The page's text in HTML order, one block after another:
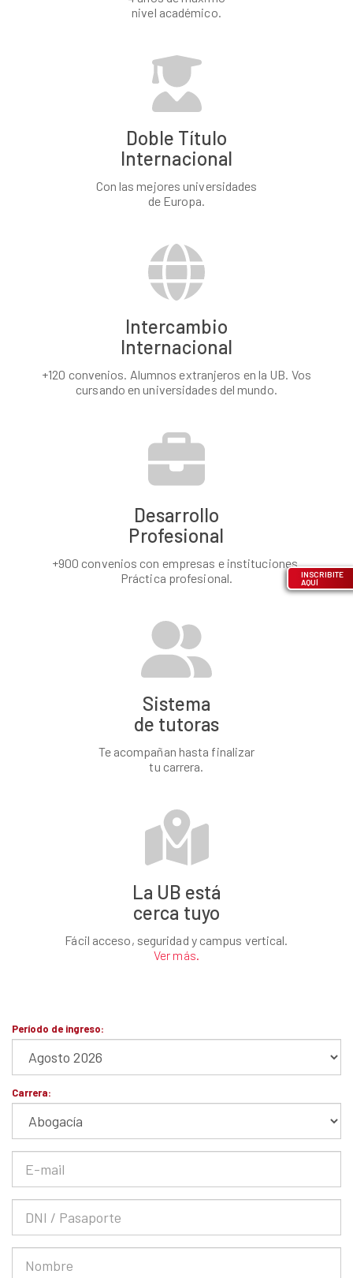
nivel académico.
Doble Título
Internacional
Con las mejores universidades
de Europa.
Intercambio
Internacional
+120 convenios. Alumnos extranjeros en la UB. Vos
cursando en universidades del mundo.
Desarrollo
Profesional
+900 convenios con empresas e instituciones.
Práctica profesional.
Sistema
de tutoras
Te acompañan hasta finalizar
tu carrera.
La UB está
cerca tuyo
Fácil acceso, seguridad y campus vertical.
Ver más.
INSCRIBITE
AQUÍ